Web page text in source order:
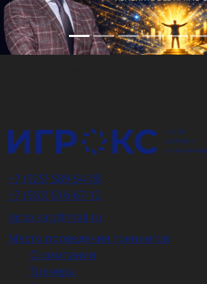
+7 (925) 589-54-08
+7 (903) 516-67-12
igrox-pro@mail.ru
Место проведения тренингов
О компании
Тренеры